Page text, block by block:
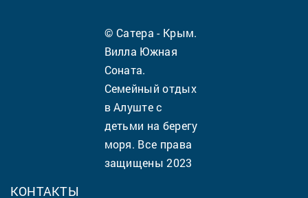
© Сатера - Крым.
Вилла Южная
Соната.
Семейный отдых
в Алуште с
детьми на берегу
моря. Все права
защищены 2023
КОНТАКТЫ